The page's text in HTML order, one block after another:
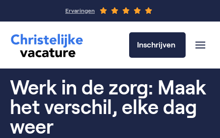
Ervaringen
Inschrijven
Werk in de zorg: Maak
het verschil, elke dag
weer